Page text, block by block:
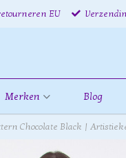
EU
Merken Blog
Chocolate Black |